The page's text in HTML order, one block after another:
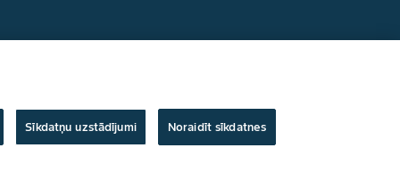
Sīkdatņu uzstādījumi Noraidīt sīkdatnes